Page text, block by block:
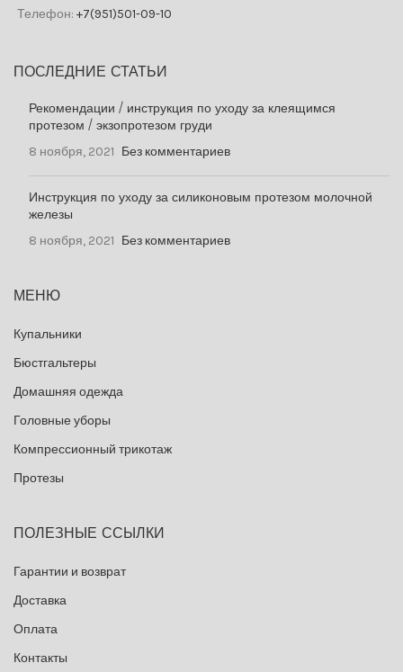
Телефон: +7(951)501-09-10
ПОСЛЕДНИЕ СТАТЬИ
Рекомендации / инструкция по уходу за клеящимся
протезом / экзопротезом груди
8 ноября, 2021 Без комментариев
Инструкция по уходу за силиконовым протезом молочной
железы
8 ноября, 2021 Без комментариев
МЕНЮ
Купальники
Бюстгальтеры
Домашняя одежда
Головные уборы
Компрессионный трикотаж
Протезы
ПОЛЕЗНЫЕ ССЫЛКИ
Гарантии и возврат
Доставка
Оплата
Контакты